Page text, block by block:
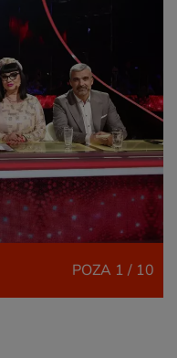
POZA 1 / 10